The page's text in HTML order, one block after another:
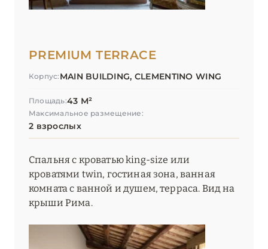
PREMIUM TERRACE
Корпус: MAIN BUILDING, CLEMENTINO WING
Площадь:43 М²
Максимальное размещение:
2 взрослых
Спальня с кроватью king-size или
кроватями twin, гостиная зона, ванная
комната с ванной и душем, терраса. Вид на
крыши Рима.